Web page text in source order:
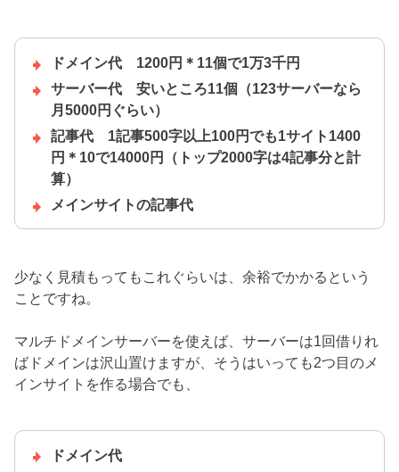
ドメイン代 1200円＊11個で1万3千円
サーバー代 安いところ11個（123サーバーなら
月5000円ぐらい）
記事代 1記事500字以上100円でも1サイト1400
円＊10で14000円（トップ2000字は4記事分と計
算）
メインサイトの記事代
少なく見積もってもこれぐらいは、余裕でかかるという
ことですね。
マルチドメインサーバーを使えば、サーバーは1回借りれ
ばドメインは沢山置けますが、そうはいっても2つ目のメ
インサイトを作る場合でも、
ドメイン代